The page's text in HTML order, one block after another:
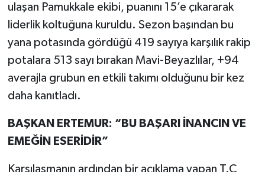
ulaşan Pamukkale ekibi, puanını 15’e çıkararak
liderlik koltuğuna kuruldu. Sezon başından bu
yana potasında gördüğü 419 sayıya karşılık rakip
potalara 513 sayı bırakan Mavi-Beyazlılar, +94
averajla grubun en etkili takımı olduğunu bir kez
daha kanıtladı.
BAŞKAN ERTEMUR: “BU BAŞARI İNANCIN VE
EMEĞİN ESERİDİR”
Karşılaşmanın ardından bir açıklama yapan T.C